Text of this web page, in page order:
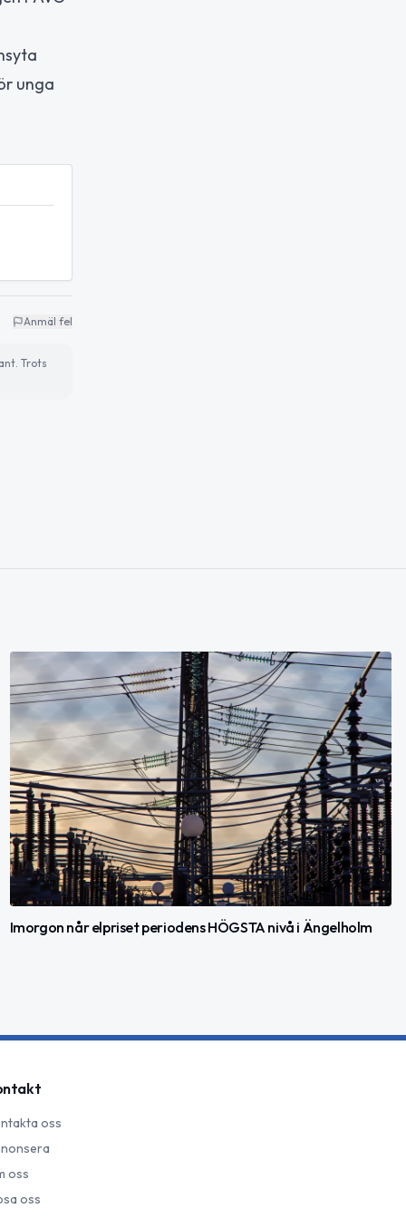
unga
Anmäl fel
Trots
Imorgon når elpriset periodens HÖGSTA nivå i Ängelholm
oss
oss
oss